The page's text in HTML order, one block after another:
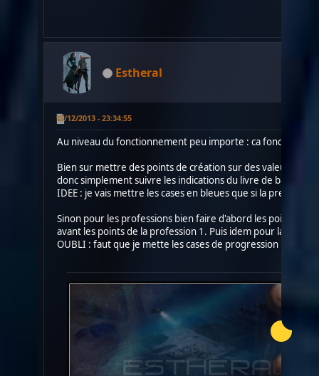
Estheral
13/12/2013 - 23:34:55
Au niveau du fonctionnement peu importe : ca
Bien sur mettre des points de création sur des valeurs
donc simplement suivre les indications du livre de base au
IDEE : je vais mettre les cases en bleues que si la première
Sinon pour les professions bien faire d'abord les points de
avant les points de la profession 1. Puis idem pour la
OUBLI : faut que je mette les cases de progression